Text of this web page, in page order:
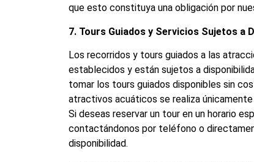
que esto constituya una obligación por
7. Tours Guiados y Servicios Sujetos a
Los recorridos y tours guiados a las
establecidos y están sujetos a
tomar los tours guiados disponibles sin
atractivos acuáticos se realiza
Si deseas reservar un tour en un horario
contactándonos por teléfono o
disponibilidad.